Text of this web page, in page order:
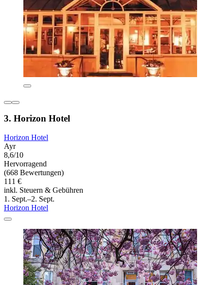
3. Horizon Hotel
Horizon Hotel
Ayr
8,6/10
Hervorragend
(668 Bewertungen)
111 €
inkl. Steuern & Gebühren
1. Sept.–2. Sept.
Horizon Hotel